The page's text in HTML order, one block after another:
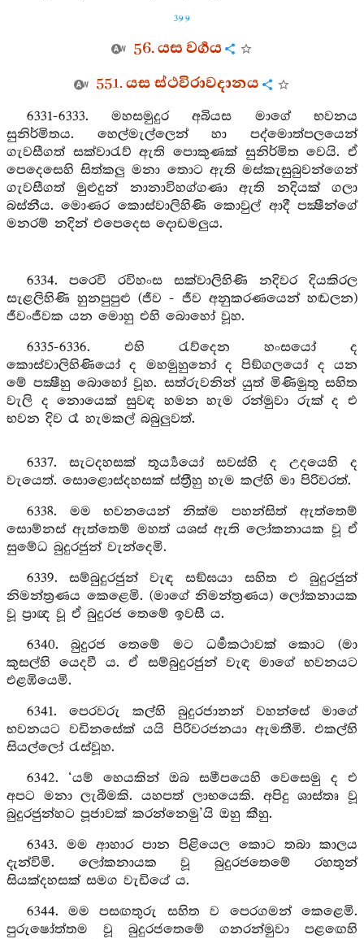
399
56. යස වර්‍ගය
551. යස ස්ථවිරාවදානය
6331-6333. මහසමුදුර අබියස මාගේ භවනය
සුනිර්මිතය. හෙල්මැල්ලෙන් හා පද්මොත්පලයෙන්
ගැවසීගත් සක්වාරැව් ඇති පොකුණක් සුනිර්මිත වෙයි. ඒ
පෙදෙසෙහි සිත්කලු මනා තොට ඇති මස්කැසුබුවන්ගෙන්
ගැවසීගත් මුළුදුන් නානාවිහග්ගණා ඇති නදියක් ගලා
බස්නීය. මොණර කොස්වාලිහිණි කොවුල් ආදී පක්‍ෂීන්ගේ
මනරම් නදින් එපෙදෙස දොඩමලුය.
6334. පරෙවි රවිහංස සක්වාලිහිණි නදිවර දියකිරල
සැළලිහිණි හුනපුපුළු (ජීව - ජීව අනුකරණයෙන් හඬලන)
ජීවංජීවක යන මොහු එහි බොහෝ වූහ.
6335-6336. එහි රැව්දෙන හංසයෝ ද
කොස්වාලිහිණියෝ ද මහමුහුනෝ ද පිඞ්ගලයෝ ද යන
මේ පක්‍ෂීහු බොහෝ වූහ. සත්රුවනින් යුත් මිණිමුතු සහිත
වැලි ද නොයෙක් සුවඳ හමන හැම රන්මුවා රුක් ද එ
භවන දිව රෑ හැමකල් බබුලුවත්.
6337. සැටදහසක් තූර්‍ය්‍යයෝ සවස්හි ද උදයෙහි ද
වැයෙත්. සොළොස්දහසක් ස්ත්‍රීහු හැම කල්හි මා පිරිවරත්.
6338. මම භවනයෙන් නික්ම පහන්සිත් ඇත්තෙම්
සොම්නස් ඇත්තෙම් මහත් යශස් ඇති ලෝකනායක වූ ඒ
සුමේධ බුදුරජුන් වැන්දෙමි.
6339. සම්බුදුරජුන් වැඳ සඞ්ඝයා සහිත එ බුදුරජුන්
නිමන්ත්‍රණය කෙළෙමි. (මාගේ නිමන්ත්‍රණය) ලෝකනායක
වූ ප්‍රාඥ වූ ඒ බුදුරජ තෙමේ ඉවසී ය.
6340. බුදුරජ තෙමේ මට ධර්‍මකථාවක් කොට (මා
කුසල්හි යෙදවී ය. ඒ සම්බුදුරජුන් වැඳ මාගේ භවනයට
එළඹියෙමි.
6341. පෙරවරු කල්හි බුදුරජානන් වහන්සේ මාගේ
භවනයට වඩිනසේක් යයි පිරිවරජනයා ඇමතීමි. එකල්හි
සියල්ලෝ රැස්වූහ.
6342. ‘යම් හෙයකින් ඔබ සමීපයෙහි වෙසෙමු ද එ
අපට මනා ලැබීමකි. යහපත් ලාභයෙකි. අපිදු ශාස්තෘ වූ
බුදුරජුන්හට පූජාවක් කරන්නෙමු’යි ඔහු කීහු.
6343. මම ආහාර පාන පිළියෙල කොට තබා කාලය
දැන්විමි. ලෝකනායක වූ බුදුරජතෙමේ රහතුන්
සියක්දහසක් සමග වැඩියේ ය.
6344. මම පසඟතුරු සහිත ව පෙරගමන් කෙළෙමි.
පුරුෂෝත්තම වූ බුදුරජතෙමේ ගනරන්මුවා පළඟෙහි